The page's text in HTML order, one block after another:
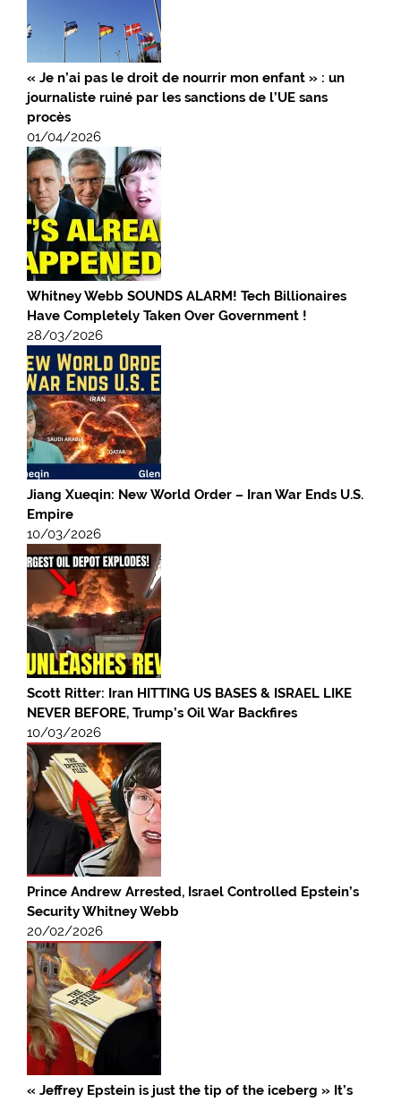
« Je n’ai pas le droit de nourrir mon enfant » : un
journaliste ruiné par les sanctions de l’UE sans
procès
01/04/2026
Whitney Webb SOUNDS ALARM! Tech Billionaires
Have Completely Taken Over Government !
28/03/2026
Jiang Xueqin: New World Order – Iran War Ends U.S.
Empire
10/03/2026
Scott Ritter: Iran HITTING US BASES & ISRAEL LIKE
NEVER BEFORE, Trump’s Oil War Backfires
10/03/2026
Prince Andrew Arrested, Israel Controlled Epstein’s
Security Whitney Webb
20/02/2026
« Jeffrey Epstein is just the tip of the iceberg » It’s